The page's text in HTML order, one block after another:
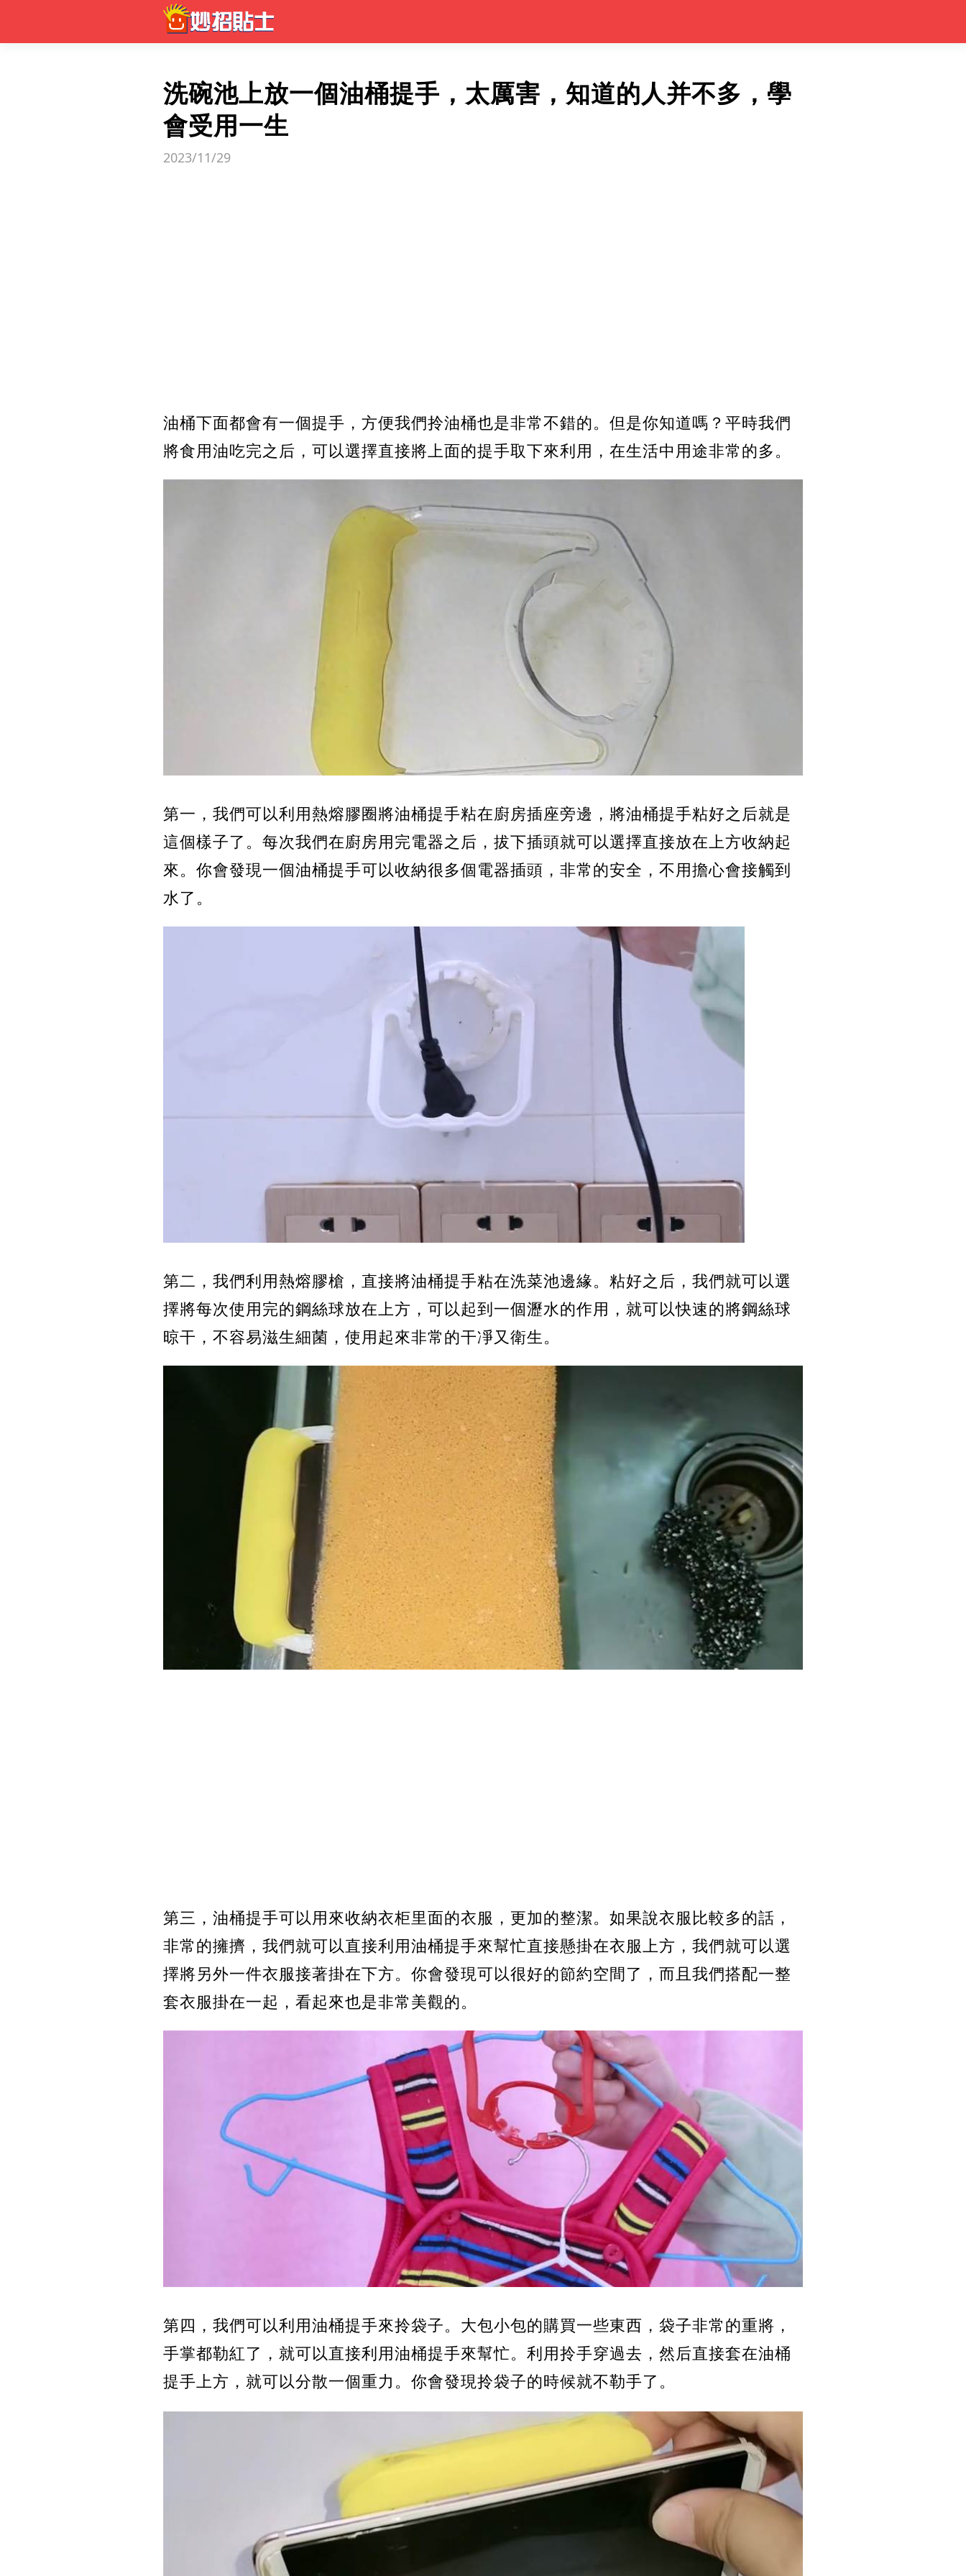
洗碗池上放一個油桶提手，太厲害，知道的人并不多，學
會受用一生
2023/11/29
油桶下面都會有一個提手，方便我們拎油桶也是非常不錯的。但是你知道嗎？平時我們
將食用油吃完之后，可以選擇直接將上面的提手取下來利用，在生活中用途非常的多。
第一， 我們可以利用熱熔膠圈將油桶提手粘在廚房插座旁邊，將油桶提手粘好之后就是
這個樣子了。每次我們在廚房用完電器之后，拔下插頭就可以選擇直接放在上方收納起
來。你會發現一個油桶提手可以收納很多個電器插頭， 非常的安全，不用擔心會接觸到
水了。
第二，我們利用熱熔膠槍，直接將油桶提手粘在洗菜池邊緣。粘好之后，我們就可以選
擇將每次使用完的鋼絲球放在上方，可以起到一個瀝水的作用，就可以快速的將鋼絲球
晾干，不容易滋生細菌，使用起來非常的干凈又衛生。
第三，油桶提手可以用來收納衣柜里面的衣服，更加的整潔。如果說衣服比較多的話，
非常的擁擠，我們就可以直接利用油桶提手來幫忙直接懸掛在衣服上方，我們就可以選
擇將另外一件衣服接著掛在下方。你會發現可以很好的節約空間了，而且我們搭配一整
套衣服掛在一起，看起來也是非常美觀的。
第四，我們可以利用油桶提手來拎袋子。大包小包的購買一些東西，袋子非常的重將，
手掌都勒紅了，就可以直接利用油桶提手來幫忙。利用拎手穿過去，然后直接套在油桶
提手上方，就可以分散一個重力。你會發現拎袋子的時候就不勒手了。